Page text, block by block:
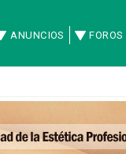
ANUNCIOS FOROS